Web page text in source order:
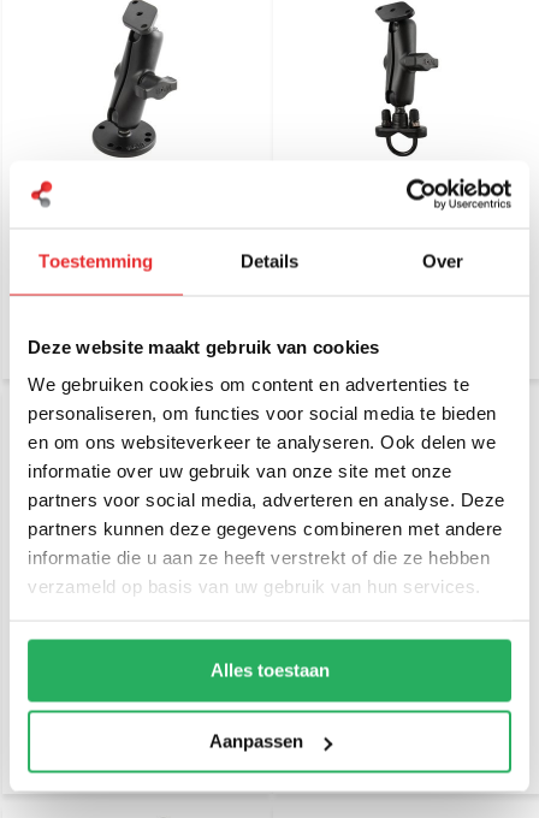
Toestemming Details Over
Deze website maakt gebruik van cookies
We gebruiken cookies om content en advertenties te
personaliseren, om functies voor social media te bieden
en om ons websiteverkeer te analyseren. Ook delen we
informatie over uw gebruik van onze site met onze
partners voor social media, adverteren en analyse. Deze
partners kunnen deze gegevens combineren met andere
informatie die u aan ze heeft verstrekt of die ze hebben
verzameld op basis van uw gebruik van hun services.
Alles toestaan
Aanpassen
RAM Mount Klemhouder
aluminium met 2 B-kogels
RAM Mount U-Bout steun
stangmontage U-beugel
B-kogel
€ 68,95Incl. btw
€ 42,95Incl. btw